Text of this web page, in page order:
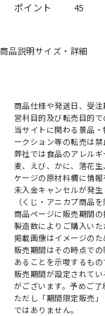
ポイント
45
商品説明サイズ・詳細
商品仕様や発送日、受注
営利目的及び転売目的で
当サイトに関わる景品
ークション等の転売は禁
弊社では食品のアレル
麦、えび、かに、落花
ケージの原材料欄に情報
未入金キャンセルが発生
（くじ・アニカプ商品を
商品ページに販売期間
製造数によりご購入いた
掲載画像はイメージのた
販売期間はその時点で
あることを示唆するもの
販売期間が設定されて
がございます。予めご了
ただし「期間限定販売
ではありません。